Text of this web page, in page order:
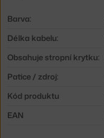
Barva:
Délka kabelu:
Obsahuje stropní krytku:
Patice / zdroj:
Kód produktu
EAN